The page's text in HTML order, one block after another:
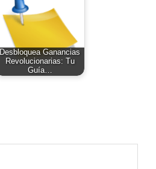
Desbloquea Ganancias
Revolucionarias: Tu
Guía…